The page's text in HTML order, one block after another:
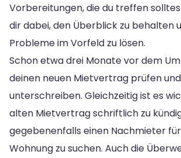
Vorbereitungen, die du treffen
dir dabei, den Überblick zu behalten
Probleme im Vorfeld zu lösen.
Schon etwa drei Monate vor dem
deinen neuen Mietvertrag prüfen und
unterschreiben. Gleichzeitig ist es
alten Mietvertrag schriftlich zu
gegebenenfalls einen Nachmieter
Wohnung zu suchen. Auch die